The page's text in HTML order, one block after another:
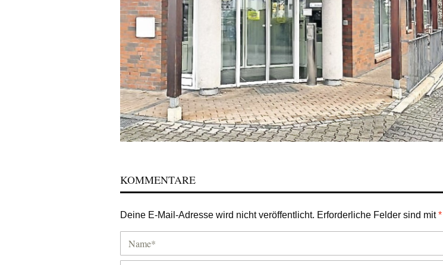
KOMMENTARE
Deine E-Mail-Adresse wird nicht veröffentlicht. Erforderliche Felder sind mit*